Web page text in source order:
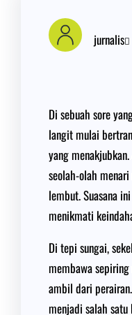
jurnalis
Di sebuah sore
langit mulai
yang
seolah-olah
lembut. Suasana
menikmati
Di tepi sungai,
membawa
ambil dari
menjadi salah